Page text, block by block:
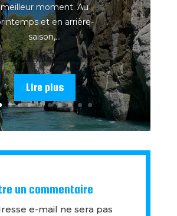
meilleur moment. Au
et en arrière-
saison,...
Lire plus
un commentaire
e-mail ne sera pas